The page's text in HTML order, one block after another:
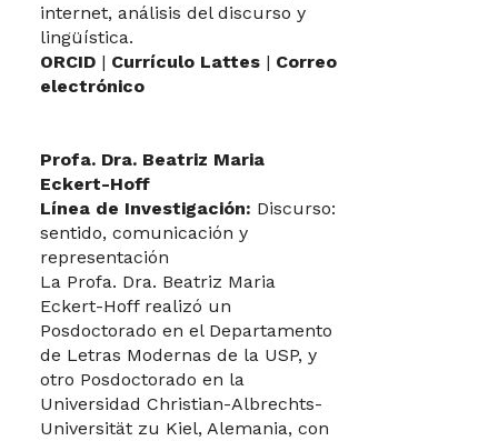
internet, análisis del discurso y
lingüística.
ORCID | Currículo Lattes | Correo
electrónico
Profa. Dra. Beatriz Maria
Eckert-Hoff
Línea de Investigación: Discurso:
sentido, comunicación y
representación
La Profa. Dra. Beatriz Maria
Eckert-Hoff realizó un
Posdoctorado en el Departamento
de Letras Modernas de la USP, y
otro Posdoctorado en la
Universidad Christian-Albrechts-
Universität zu Kiel, Alemania, con